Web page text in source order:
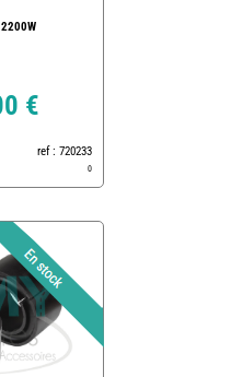
2200W
€
ref : 720233
0